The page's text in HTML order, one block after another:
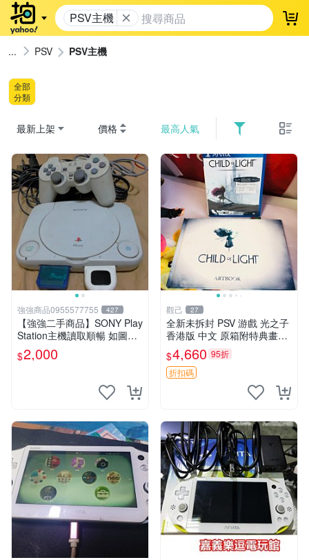
PSV主機 登
PSV PSV主機
全部
分類
最新上架 價格 最高人氣
強強商品0955577755 427
【強強二手商品】SONY Play
Station主機讀取順暢 如圖全
部 ! 外觀完整乾淨
$2,000
觀己 27
全新未拆封 PSV 游戲 光之子
香港版 中文 原箱附特典畫冊
輝耀上市嚴選商品 光之子 港
版 PSV 特典畫冊
$4,660 95折
折扣碼